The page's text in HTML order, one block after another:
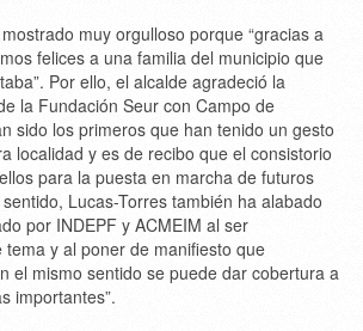
muy orgulloso porque “gracias a
felices a una familia del municipio que
Por ello, el alcalde agradeció la
la Fundación Seur con Campo de
sido los primeros que han tenido un gesto
localidad y es de recibo que el consistorio
para la puesta en marcha de futuros
Lucas-Torres también ha alabado
por INDEPF y ACMEIM al ser
tema y al poner de manifiesto que
el mismo sentido se puede dar cobertura a
importantes”.